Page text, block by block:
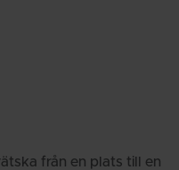
från en plats till en